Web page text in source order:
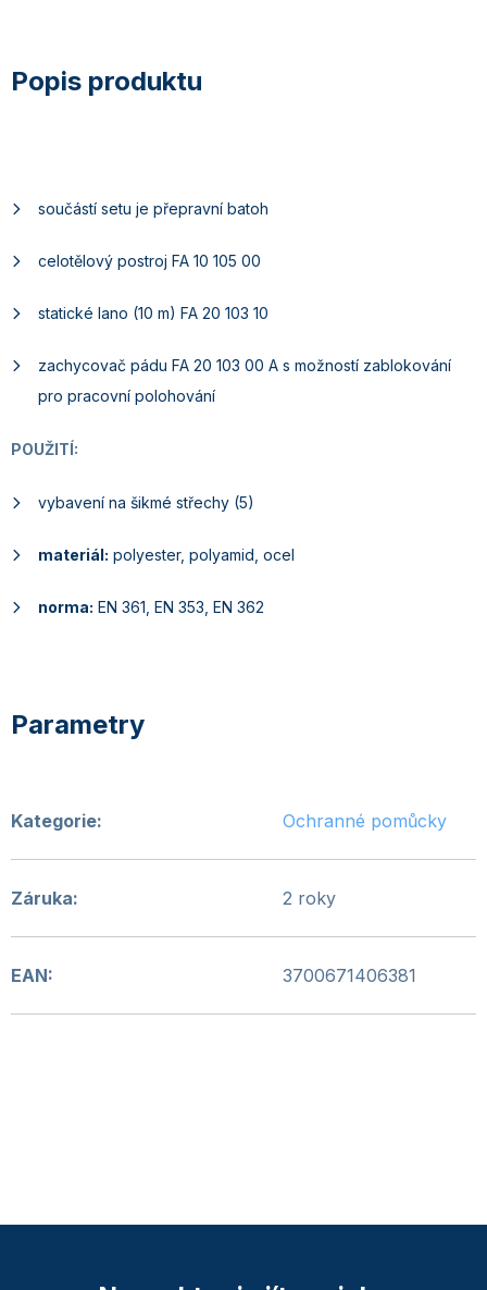
součástí setu je přepravní batoh
celotělový postroj FA 10 105 00
statické lano (10 m) FA 20 103 10
zachycovač pádu FA 20 103 00 A s možností zablokování
pro pracovní polohování
POUŽITÍ:
vybavení na šikmé střechy (5)
materiál: polyester, polyamid, ocel
norma: EN 361, EN 353, EN 362
Kategorie: Ochranné pomůcky
Záruka: 2 roky
EAN: 3700671406381